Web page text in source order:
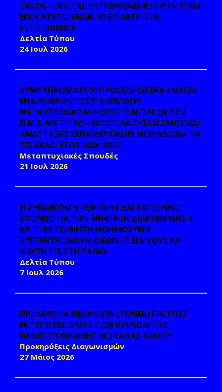
TALOS – DIGITAL ENTREPRENEURSHIP IN STEM
EDUCATION, ENABLED BY ARTIFICIAL
INTELLIGENCE
Δελτία Τύπου
24 Ιουλ 2026
ΣΥΜΠΛΗΡΩΜΑΤΙΚΗ ΠΡΟΣΚΛΗΣΗ ΕΚΔΗΛΩΣΗΣ
ΕΝΔΙΑΦΕΡΟΝΤΟΣ ΓΙΑ ΕΠΙΛΟΓΗ
ΜΕΤΑΠΤΥΧΙΑΚΩΝ ΦΟΙΤΗΤΩΝ/ΤΡΙΩΝ ΣΤΟ
Π.Μ.Σ. ΜΕ ΤΙΤΛΟ «ΜΟΝΤΕΛΑ ΣΧΕΔΙΑΣΜΟΥ ΚΑΙ
ΑΝΑΠΤΥΞΗΣ ΕΚΠΑΙΔΕΥΤΙΚΩΝ ΜΟΝΑΔΩΝ» ΓΙΑ
ΤΟ ΑΚΑΔ. ΕΤΟΣ 2026-2027
Μεταπτυχιακές Σπουδές
21 Ιουλ 2026
Η ΣΥΝΑΝΤΗΣΗ ΚΟΡΥΦΗΣ ΚΑΙ ΤΟ ΘΕΡΙΝΟ
ΣΧΟΛΕΙΟ ΓΙΑ ΤΗΝ ΨΗΦΙΑΚΗ ΔΙΑΚΥΒΕΡΝΗΣΗ
ΚΑΙ ΤΗΝ ΤΕΧΝΗΤΗ ΝΟΗΜΟΣΥΝΗ
ΣΥΓΚΕΝΤΡΩΝΟΥΝ ΔΙΕΘΝΕΙΣ ΕΙΔΙΚΟΥΣ ΚΑΙ
ΦΟΙΤΗΤΕΣ ΣΤΗ ΣΑΜΟ
Δελτία Τύπου
7 Ιουλ 2026
ΠΡΟΜΗΘΕΙΑ ΜΕΛΑΝΙΩΝ (TONER) ΓΙΑ ΤΟΥΣ
ΕΚΤΥΠΩΤΕΣ ΟΛΩΝ ΤΩΝ ΚΤΙΡΙΩΝ ΤΗΣ
ΠΑΝΕΠΙΣΤΗΜΙΑΚΗΣ ΜΟΝΑΔΑΣ ΣΑΜΟΥ
Προκηρύξεις Διαγωνισμών
27 Μάιος 2026